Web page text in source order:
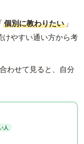
個別に教わりたい 」
けやすい通い方から考
わせて見ると、自分
人